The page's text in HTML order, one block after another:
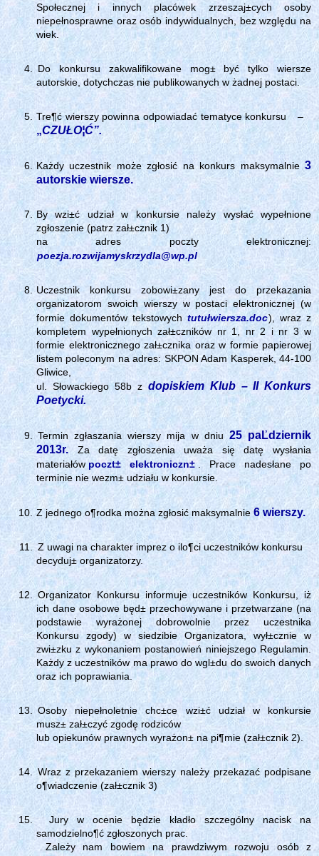
Społecznej i innych placówek zrzeszaj±cych osoby
niepełnosprawne oraz osób indywidualnych, bez względu na
wiek.
Do konkursu zakwalifikowane mog± być tylko wiersze
autorskie, dotychczas nie publikowanych w żadnej postaci.
Tre¶ć wierszy powinna odpowiadać tematyce konkursu –
„CZUŁO¦Ć”.
Każdy uczestnik może zgłosić na konkurs maksymalnie 3
autorskie wiersze.
By wzi±ć udział w konkursie należy wysłać wypełnione
zgłoszenie (patrz zał±cznik 1)
na adres poczty elektronicznej:
poezja.rozwijamyskrzydla@wp.pl
Uczestnik konkursu zobowi±zany jest do przekazania
organizatorom swoich wierszy w postaci elektronicznej (w
formie dokumentów tekstowych tutułwiersza.doc), wraz z
kompletem wypełnionych zał±czników nr 1, nr 2 i nr 3 w
formie elektronicznego zał±cznika oraz w formie papierowej
listem poleconym na adres: SKPON Adam Kasperek, 44-100
Gliwice,
ul. Słowackiego 58b z dopiskiem Klub – II Konkurs
Poetycki.
Termin zgłaszania wierszy mija w dniu 25 paĽdziernik
2013r. Za datę zgłoszenia uważa się datę wysłania
materiałów poczt± elektroniczn± . Prace nadesłane po
terminie nie wezm± udziału w konkursie.
Z jednego o¶rodka można zgłosić maksymalnie 6 wierszy.
Z uwagi na charakter imprez o ilo¶ci uczestników konkursu
decyduj± organizatorzy.
Organizator Konkursu informuje uczestników Konkursu, iż
ich dane osobowe będ± przechowywane i przetwarzane (na
podstawie wyrażonej dobrowolnie przez uczestnika
Konkursu zgody) w siedzibie Organizatora, wył±cznie w
zwi±zku z wykonaniem postanowień niniejszego Regulamin.
Każdy z uczestników ma prawo do wgl±du do swoich danych
oraz ich poprawiania.
Osoby niepełnoletnie chc±ce wzi±ć udział w konkursie
musz± zał±czyć zgodę rodziców
lub opiekunów prawnych wyrażon± na pi¶mie (zał±cznik 2).
Wraz z przekazaniem wierszy należy przekazać podpisane
o¶wiadczenie (zał±cznik 3)
Jury w ocenie będzie kładło szczególny nacisk na
samodzielno¶ć zgłoszonych prac.
Zależy nam bowiem na prawdziwym rozwoju osób z